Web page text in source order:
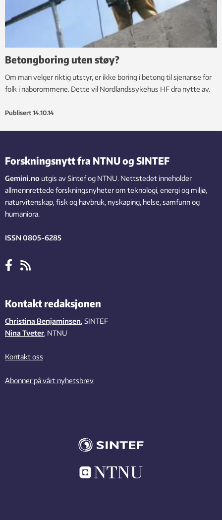
Betongboring uten støy?
Om man velger riktig utstyr, er ikke boring i betong til sjenanse for
folk i naborommene. Dette vil Nordlandssykehus HF dra nytte av.
Publisert 14.10.14
Forskningsnytt fra NTNU og SINTEF
Gemini.no utgis av Sintef og NTNU. Nettstedet inneholder
allmennrettede forskningsnyheter om teknologi, energi og miljø,
naturvitenskap, fisk og havbruk, nyskaping, helse, samfunn og
humaniora.
ISSN 0805-6285
Kontakt redaksjonen
Christina Benjaminsen, SINTEF
Nina Tveter, NTNU
Kontakt oss
Abonner på vårt nyhetsbrev